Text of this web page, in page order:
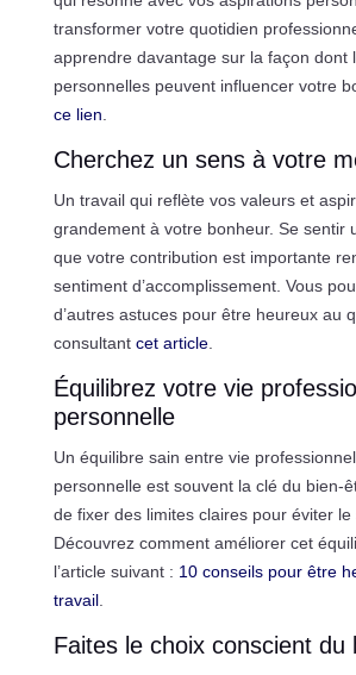
transformer votre quotidien
apprendre davantage sur la façon dont
personnelles peuvent influencer votre
ce lien
Cherchez un sens à votre
Un travail qui reflète vos valeurs et
grandement à votre bonheur. Se sentir
que votre contribution est importante
sentiment d’accomplissement. Vous
d’autres astuces pour être heureux au
consultant cet article.
Équilibrez votre vie
personnelle
Un équilibre sain entre vie
personnelle est souvent la clé du bien-
de fixer des limites claires pour éviter le
Découvrez comment améliorer cet
l’article suivant : 10 conseils pour être
travail.
Faites le choix conscient du